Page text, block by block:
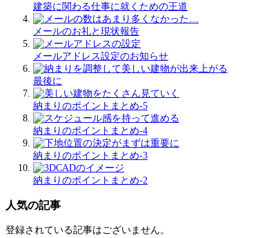
建築に関わる仕事に就くための王道
メールのお礼と現状報告
メールアドレス設定のお知らせ
最後に
納まりのポイントまとめ-5
納まりのポイントまとめ-4
納まりのポイントまとめ-3
納まりのポイントまとめ-2
人気の記事
登録されている記事はございません。